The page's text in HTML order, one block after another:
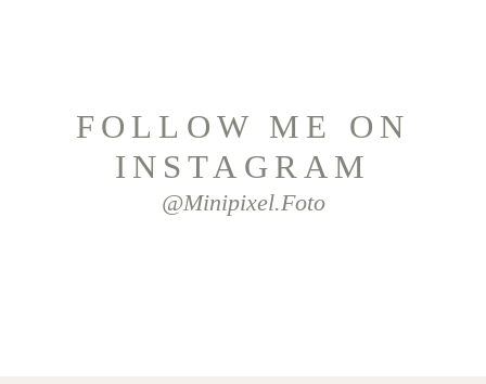
FOLLOW ME ON
INSTAGRAM
@minipixel.foto